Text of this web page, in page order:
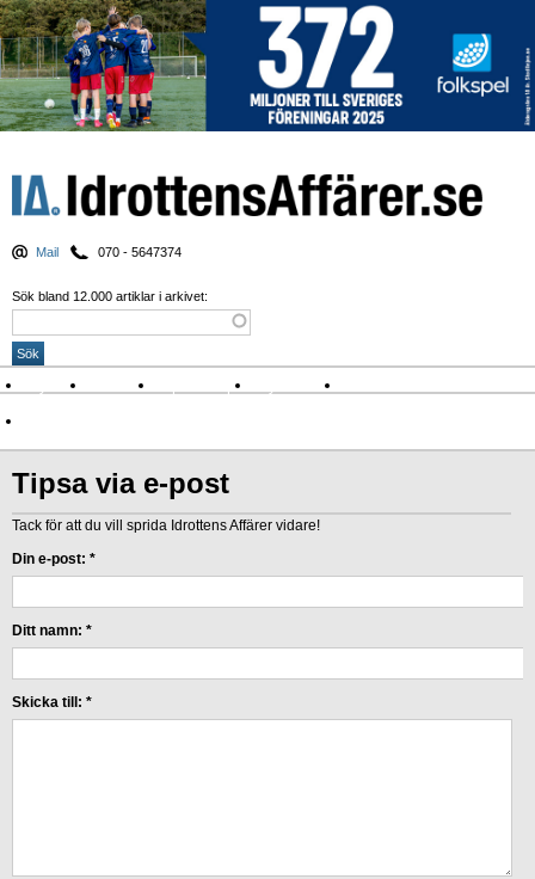
Mail 070 - 5647374
Sök bland 12.000 artiklar i arkivet:
Nyheter Krönikor Sport & spel Nyhetsbrev
Tipsa via e-post
Tack för att du vill sprida Idrottens Affärer vidare!
Din e-post: *
Ditt namn: *
Skicka till: *